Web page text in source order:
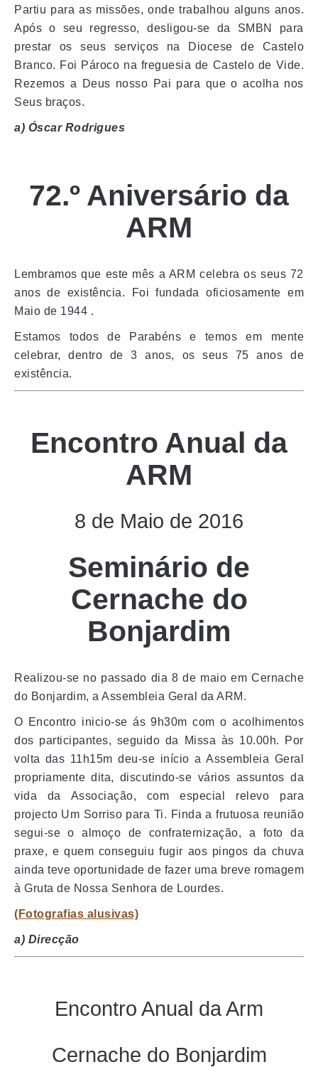
Partiu para as missões, onde trabalhou alguns anos.
Após o seu regresso, desligou-se da SMBN para
prestar os seus serviços na Diocese de Castelo
Branco. Foi Pároco na freguesia de Castelo de Vide.
Rezemos a Deus nosso Pai para que o acolha nos
Seus braços.
a) Óscar Rodrigues
72.º Aniversário da
ARM
Lembramos que este mês a ARM celebra os seus 72
anos de existência. Foi fundada oficiosamente em
Maio de 1944 .
Estamos todos de Parabéns e temos em mente
celebrar, dentro de 3 anos, os seus 75 anos de
existência.
Encontro Anual da
ARM
8 de Maio de 2016
Seminário de
Cernache do
Bonjardim
Realizou-se no passado dia 8 de maio em Cernache
do Bonjardim, a Assembleia Geral da ARM.
O Encontro inicio-se ás 9h30m com o acolhimentos
dos participantes, seguido da Missa às 10.00h. Por
volta das 11h15m deu-se início a Assembleia Geral
propriamente dita, discutindo-se vários assuntos da
vida da Associação, com especial relevo para
projecto Um Sorriso para Ti. Finda a frutuosa reunião
segui-se o almoço de confraternização, a foto da
praxe, e quem conseguiu fugir aos pingos da chuva
ainda teve oportunidade de fazer uma breve romagem
à Gruta de Nossa Senhora de Lourdes.
(Fotografias alusivas)
a) Direcção
Encontro Anual da Arm
Cernache do Bonjardim